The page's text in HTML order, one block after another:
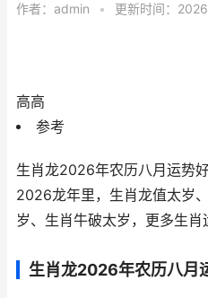
作者： admin • 更新时间：
高高
参考
生肖龙2026年农历八月运势
2026龙年里，生肖龙值太岁
岁、生肖牛破太岁，更多生肖
生肖龙2026年农历八月